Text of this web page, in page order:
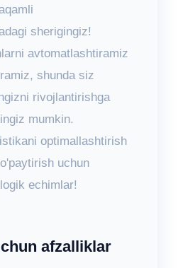
sherigingiz!
avtomatlashtiramiz
shunda siz
rivojlantirishga
mumkin.
optimallashtirish
uchun
echimlar!
afzalliklar